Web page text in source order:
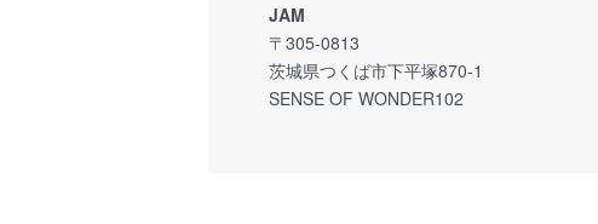
JAM
〒305-0813
茨城県つくば市下平塚870-1
SENSE OF WONDER102